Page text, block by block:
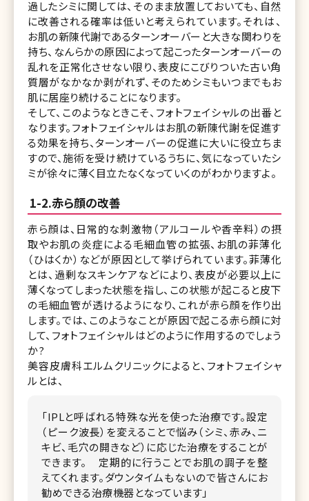
過したシミに関しては、そのまま放置しておいても、自然
に改善される確率は低いと考えられています。それは、
お肌の新陳代謝であるターンオーバーと大きな関わりを
持ち、なんらかの原因によって起こったターンオーバーの
乱れを正常化させない限り、表皮にこびりついた古い角
質層がなかなか剥がれず、そのためシミもいつまでもお
肌に居座り続けることになります。
そして、このようなときこそ、フォトフェイシャルの出番と
なります。フォトフェイシャルはお肌の新陳代謝を促進す
る効果を持ち、ターンオーバーの促進に大いに役立ちま
すので、施術を受け続けているうちに、気になっていたシ
ミが徐々に薄く目立たなくなっていくのがわかりますよ。
1-2.赤ら顔の改善
赤ら顔は、日常的な刺激物（アルコールや香辛料）の摂
取やお肌の炎症による毛細血管の拡張、お肌の菲薄化
（ひはくか）などが原因として挙げられています。菲薄化
とは、過剰なスキンケアなどにより、表皮が必要以上に
薄くなってしまった状態を指し、この状態が起こると皮下
の毛細血管が透けるようになり、これが赤ら顔を作り出
します。では、このようなことが原因で起こる赤ら顔に対
して、フォトフェイシャルはどのように作用するのでしょう
か?
美容皮膚科エルムクリニックによると、フォトフェイシャ
ルとは、
「IPLと呼ばれる特殊な光を使った治療です。設定
（ピーク波長）を変えることで悩み（シミ、赤み、ニ
キビ、毛穴の開きなど）に応じた治療をすることが
できます。 定期的に行うことでお肌の調子を整
えてくれます。ダウンタイムもないので皆さんにお
勧めできる治療機器となっています」